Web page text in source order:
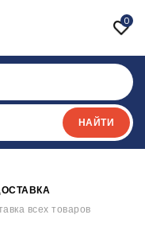
0
НАЙТИ